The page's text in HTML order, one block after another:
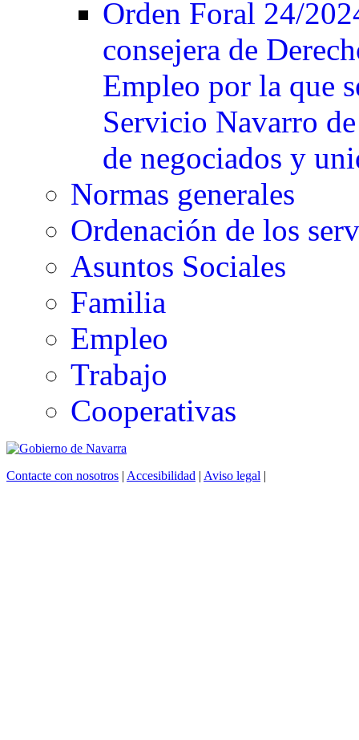
Orden Foral 24/
consejera de
Empleo por la que
Servicio Navarro
de negociados y
Normas generales
Ordenación de los
Asuntos Sociales
Familia
Empleo
Trabajo
Cooperativas
Contacte con nosotros | Accesibilidad | Aviso legal |